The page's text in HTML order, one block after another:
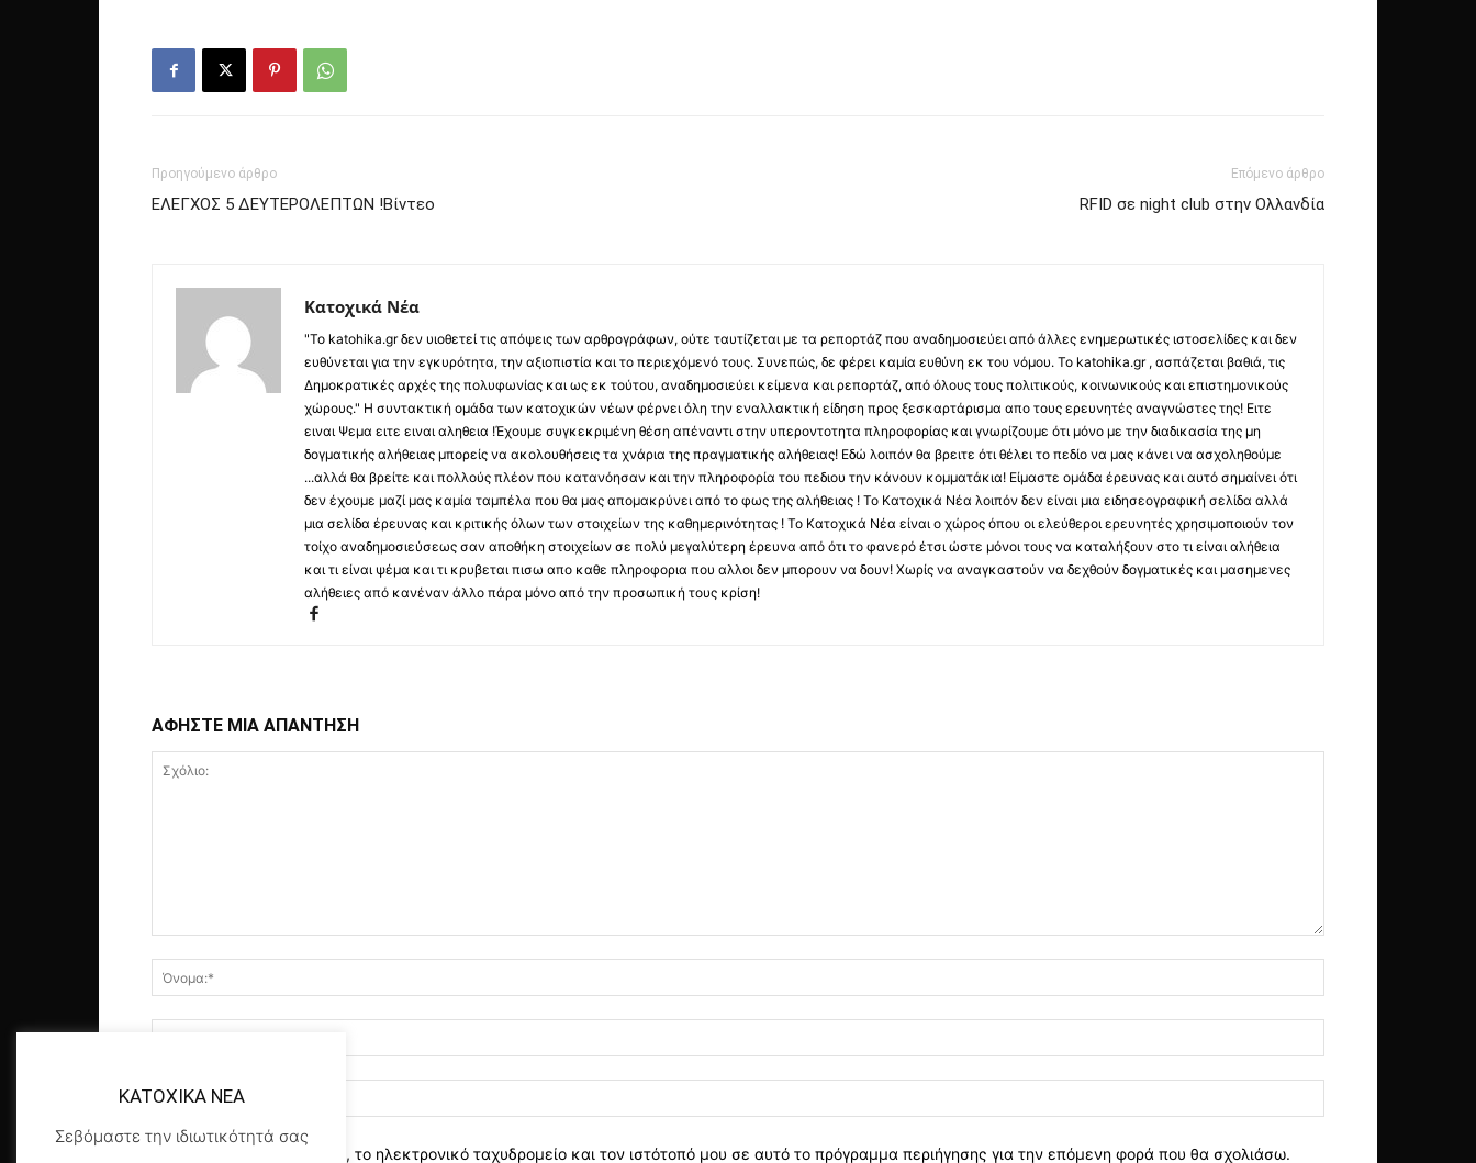
Προηγούμενο άρθρο
ΕΛΕΓΧΟΣ 5 ΔΕΥΤΕΡΟΛΕΠΤΩΝ !Βίντεο
Επόμενο άρθρο
RFID σε night club στην Ολλανδία
Κατοχικά Νέα
"Το katohika.gr δεν υιοθετεί τις απόψεις των αρθρογράφων, ούτε ταυτίζεται με τα ρεπορτάζ που αναδημοσιεύει από άλλες ενημερωτικές ιστοσελίδες και δεν
ευθύνεται για την εγκυρότητα, την αξιοπιστία και το περιεχόμενό τους. Συνεπώς, δε φέρει καμία ευθύνη εκ του νόμου. Το katohika.gr , ασπάζεται βαθιά, τις
Δημοκρατικές αρχές της πολυφωνίας και ως εκ τούτου, αναδημοσιεύει κείμενα και ρεπορτάζ, από όλους τους πολιτικούς, κοινωνικούς και επιστημονικούς
χώρους." Η συντακτική ομάδα των κατοχικών νέων φέρνει όλη την εναλλακτική είδηση προς ξεσκαρτάρισμα απο τους ερευνητές αναγνώστες της! Ειτε
ειναι Ψεμα ειτε ειναι αληθεια !Έχουμε συγκεκριμένη θέση απέναντι στην υπεροντοτητα πληροφορίας και γνωρίζουμε ότι μόνο με την διαδικασία της μη
δογματικής αλήθειας μπορείς να ακολουθήσεις τα χνάρια της πραγματικής αλήθειας! Εδώ λοιπόν θα βρειτε ότι θέλει το πεδίο να μας κάνει να ασχοληθούμε
...αλλά θα βρείτε και πολλούς πλέον που κατανόησαν και την πληροφορία του πεδιου την κάνουν κομματάκια! Είμαστε ομάδα έρευνας και αυτό σημαίνει ότι
δεν έχουμε μαζί μας καμία ταμπέλα που θα μας απομακρύνει από το φως της αλήθειας ! Το Κατοχικά Νέα λοιπόν δεν είναι μια ειδησεογραφική σελίδα αλλά
μια σελίδα έρευνας και κριτικής όλων των στοιχείων της καθημερινότητας ! Το Κατοχικά Νέα είναι ο χώρος όπου οι ελεύθεροι ερευνητές χρησιμοποιούν τον
τοίχο αναδημοσιεύσεως σαν αποθήκη στοιχείων σε πολύ μεγαλύτερη έρευνα από ότι το φανερό έτσι ώστε μόνοι τους να καταλήξουν στο τι είναι αλήθεια
και τι είναι ψέμα και τι κρυβεται πισω απο καθε πληροφορια που αλλοι δεν μπορουν να δουν! Χωρίς να αναγκαστούν να δεχθούν δογματικές και μασημενες
αλήθειες από κανέναν άλλο πάρα μόνο από την προσωπική τους κρίση!
ΑΦΗΣΤΕ ΜΙΑ ΑΠΑΝΤΗΣΗ
αποθηκεύστε το όνομα, το ηλεκτρονικό ταχυδρομείο και τον ιστότοπό μου σε αυτό το πρόγραμμα περιήγησης για την επόμενη φορά που θα σχολιάσω.
KATOXIKA NEA
Σεβόμαστε την ιδιωτικότητά σας